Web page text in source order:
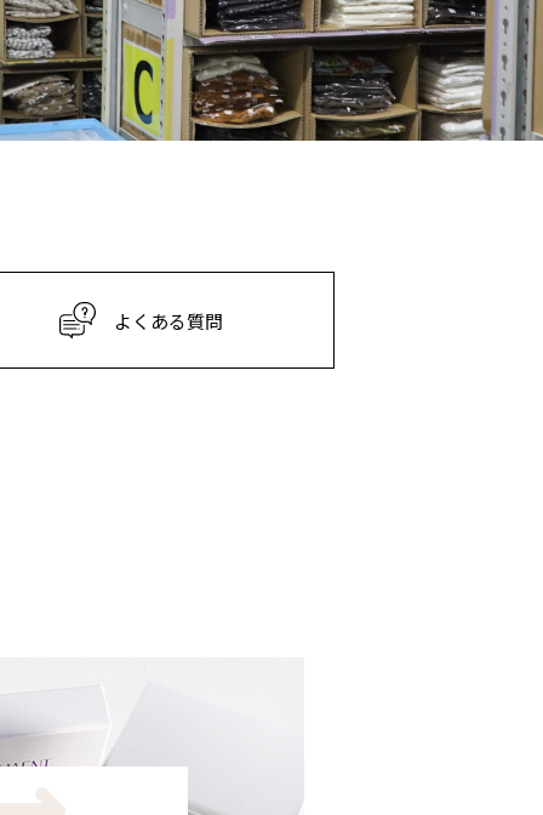
よくある質問